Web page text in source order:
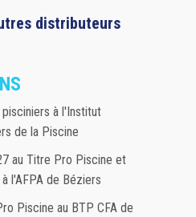
distributeurs
à l'Institut
de la Piscine
au Titre Pro Piscine et
l'AFPA de Béziers
Piscine au BTP CFA de